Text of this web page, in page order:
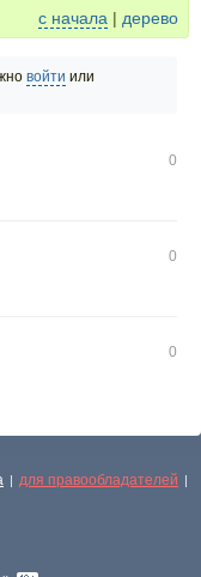
с начала | дерево
войти или
0
0
0
| для правообладателей |